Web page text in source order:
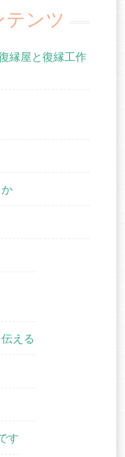
テンツ
縁屋と復縁工作
える
す